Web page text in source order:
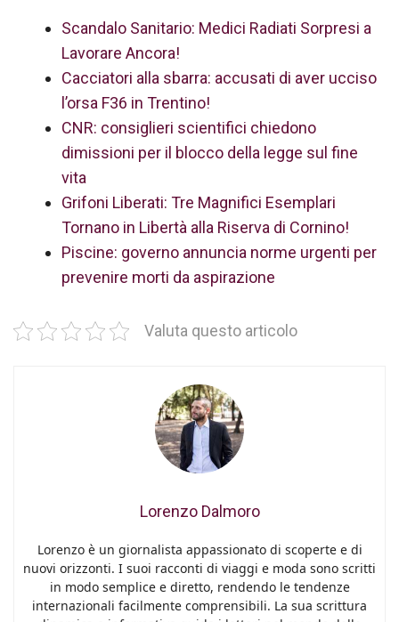
Scandalo Sanitario: Medici Radiati Sorpresi a
Lavorare Ancora!
Cacciatori alla sbarra: accusati di aver ucciso
l’orsa F36 in Trentino!
CNR: consiglieri scientifici chiedono
dimissioni per il blocco della legge sul fine
vita
Grifoni Liberati: Tre Magnifici Esemplari
Tornano in Libertà alla Riserva di Cornino!
Piscine: governo annuncia norme urgenti per
prevenire morti da aspirazione
Valuta questo articolo
Lorenzo Dalmoro
Lorenzo è un giornalista appassionato di scoperte e di
nuovi orizzonti. I suoi racconti di viaggi e moda sono scritti
in modo semplice e diretto, rendendo le tendenze
internazionali facilmente comprensibili. La sua scrittura